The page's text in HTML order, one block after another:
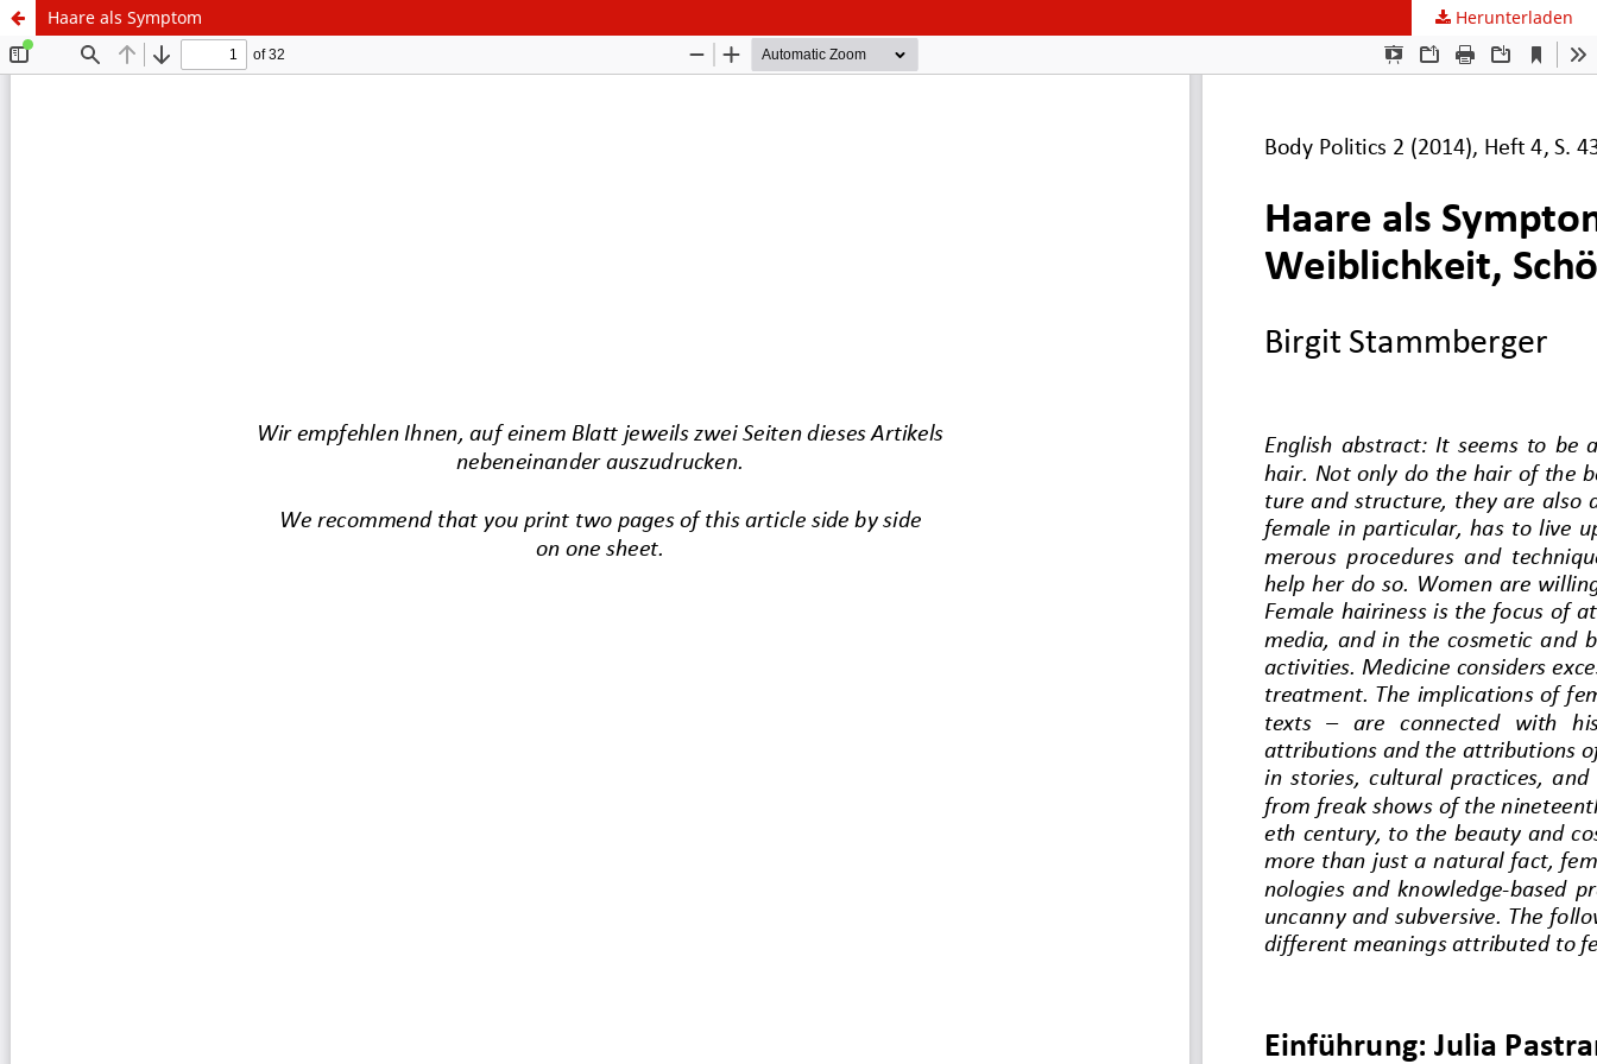
Haare als Symptom Herunterladen